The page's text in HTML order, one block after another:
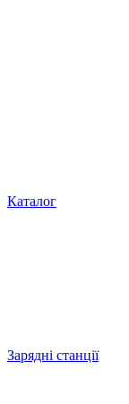
Каталог
Зарядні станції